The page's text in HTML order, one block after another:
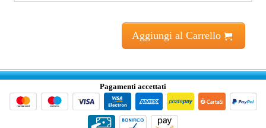
Aggiungi al Carrello
Pagamenti accettati